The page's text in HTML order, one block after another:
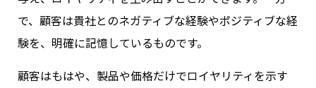
で、顧客は貴社とのネガティブな経験やポジティブな経
験を、明確に記憶しているものです。
顧客はもはや、製品や価格だけでロイヤリティを示す